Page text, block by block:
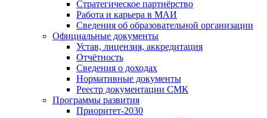
Стратегическое партнёрство
Работа и карьера в МАИ
Сведения об образовательной организации
Официальные документы
Устав, лицензия, аккредитация
Отчётность
Сведения о доходах
Нормативные документы
Реестр документации СМК
Программы развития
Приоритет-2030